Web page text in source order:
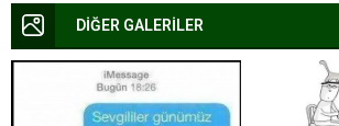
DİĞER GALERİLER